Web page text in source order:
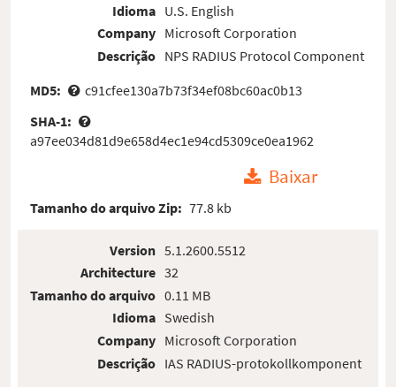
Idioma
Company
Descrição
U.S. English
Microsoft Corporation
NPS RADIUS Protocol Component
MD5:
c91cfee130a7b73f34ef08bc60ac0b13
SHA-1:
a97ee034d81d9e658d4ec1e94cd5309ce0ea1962
Baixar
Tamanho do arquivo Zip: 77.8 kb
Version
Architecture
Tamanho do arquivo
Idioma
Company
Descrição
5.1.2600.5512
32
0.11 MB
Swedish
Microsoft Corporation
IAS RADIUS-protokollkomponent